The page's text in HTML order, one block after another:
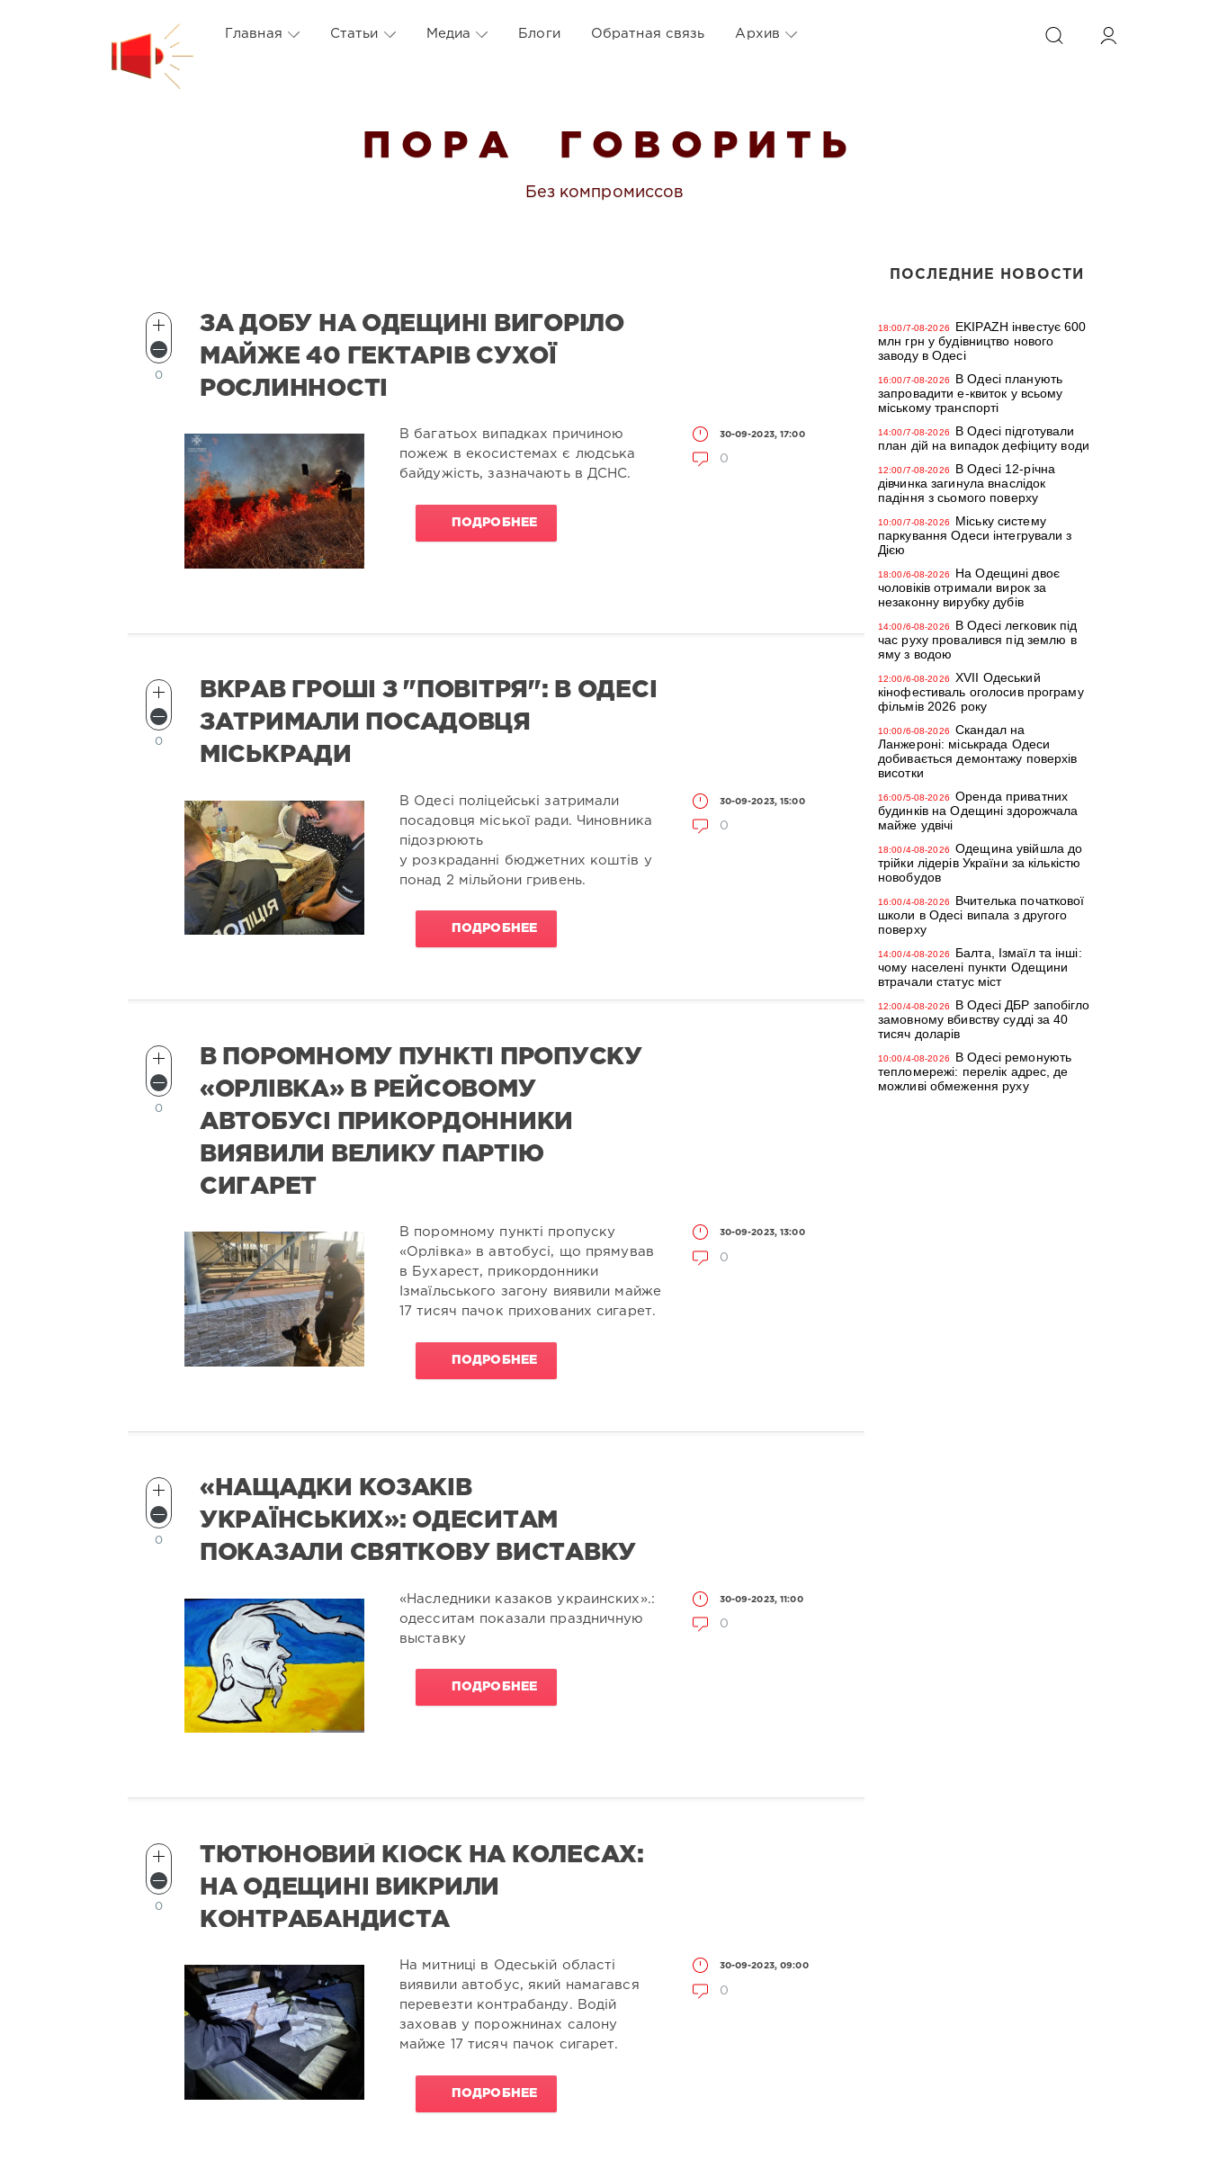
ИСКАТЬ
Главная Статьи Медиа Блоги Обратная связь Архив
П О Р А Г О В О Р И Т Ь
Без компромиссов
ЗА ДОБУ НА ОДЕЩИНІ ВИГОРІЛО
МАЙЖЕ 40 ГЕКТАРІВ СУХОЇ
РОСЛИННОСТІ
30-09-2023, 17:00
0
0
В багатьох випадках причиною
пожеж в екосистемах є людська
байдужість, зазначають в ДСНС.
ПОДРОБНЕЕ
ВКРАВ ГРОШІ З "ПОВІТРЯ": В ОДЕСІ
ЗАТРИМАЛИ ПОСАДОВЦЯ
МІСЬКРАДИ
30-09-2023, 15:00
0
0
В Одесі поліцейські затримали
посадовця міської ради. Чиновника
підозрюють
у розкраданні бюджетних коштів у
понад 2 мільйони гривень.
ПОДРОБНЕЕ
В ПОРОМНОМУ ПУНКТІ ПРОПУСКУ
«ОРЛІВКА» В РЕЙСОВОМУ
АВТОБУСІ ПРИКОРДОННИКИ
ВИЯВИЛИ ВЕЛИКУ ПАРТІЮ
СИГАРЕТ
30-09-2023, 13:00
0
0
В поромному пункті пропуску
«Орлівка» в автобусі, що прямував
в Бухарест, прикордонники
Ізмаїльського загону виявили майже
17 тисяч пачок прихованих сигарет.
ПОДРОБНЕЕ
«НАЩАДКИ КОЗАКІВ
УКРАЇНСЬКИХ»: ОДЕСИТАМ
ПОКАЗАЛИ СВЯТКОВУ ВИСТАВКУ
30-09-2023, 11:00
0
0
«Наследники казаков украинских».:
одесситам показали праздничную
выставку
ПОДРОБНЕЕ
ТЮТЮНОВИЙ КІОСК НА КОЛЕСАХ:
НА ОДЕЩИНІ ВИКРИЛИ
КОНТРАБАНДИСТА
30-09-2023, 09:00
0
0
На митниці в Одеській області
виявили автобус, який намагався
перевезти контрабанду. Водій
заховав у порожнинах салону
майже 17 тисяч пачок сигарет.
ПОДРОБНЕЕ
ПОСЛЕДНИЕ НОВОСТИ
18:00/7-08-2026
EKIPAZH інвестує 600
млн грн у будівництво нового
заводу в Одесі
16:00/7-08-2026
В Одесі планують
запровадити е-квиток у всьому
міському транспорті
14:00/7-08-2026
В Одесі підготували
план дій на випадок дефіциту води
12:00/7-08-2026
В Одесі 12-річна
дівчинка загинула внаслідок
падіння з сьомого поверху
10:00/7-08-2026
Міську систему
паркування Одеси інтегрували з
Дією
18:00/6-08-2026
На Одещині двоє
чоловіків отримали вирок за
незаконну вирубку дубів
14:00/6-08-2026
В Одесі легковик під
час руху провалився під землю в
яму з водою
12:00/6-08-2026
XVII Одеський
кінофестиваль оголосив програму
фільмів 2026 року
10:00/6-08-2026
Скандал на
Ланжероні: міськрада Одеси
добивається демонтажу поверхів
висотки
16:00/5-08-2026
Оренда приватних
будинків на Одещині здорожчала
майже удвічі
18:00/4-08-2026
Одещина увійшла до
трійки лідерів України за кількістю
новобудов
16:00/4-08-2026
Вчителька початкової
школи в Одесі випала з другого
поверху
14:00/4-08-2026
Балта, Ізмаїл та інші:
чому населені пункти Одещини
втрачали статус міст
12:00/4-08-2026
В Одесі ДБР запобігло
замовному вбивству судді за 40
тисяч доларів
10:00/4-08-2026
В Одесі ремонують
тепломережі: перелік адрес, де
можливі обмеження руху